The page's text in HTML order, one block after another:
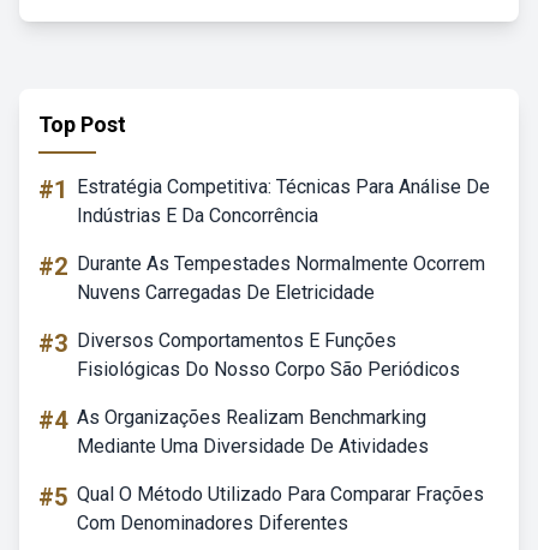
Top Post
#1
Estratégia Competitiva: Técnicas Para Análise De
Indústrias E Da Concorrência
#2 Durante As Tempestades Normalmente Ocorrem
Nuvens Carregadas De Eletricidade
#3 Diversos Comportamentos E Funções
Fisiológicas Do Nosso Corpo São Periódicos
#4 As Organizações Realizam Benchmarking
Mediante Uma Diversidade De Atividades
#5 Qual O Método Utilizado Para Comparar Frações
Com Denominadores Diferentes